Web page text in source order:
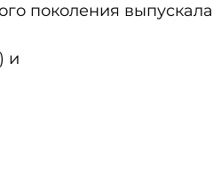
поколения
и